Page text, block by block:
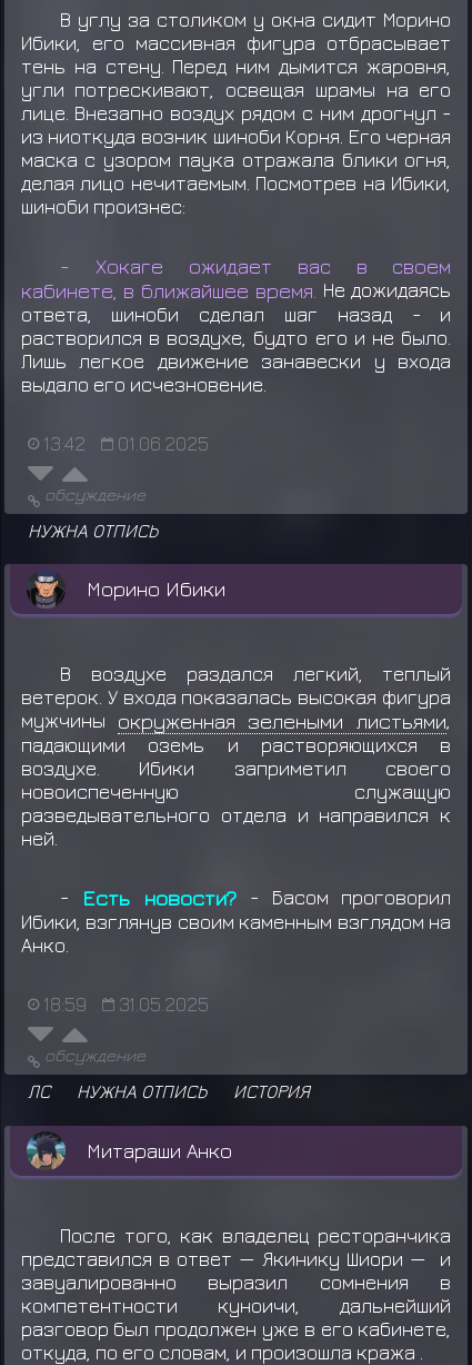
В углу за столиком у окна сидит Морино
Ибики, его массивная фигура отбрасывает
тень на стену. Перед ним дымится жаровня,
угли потрескивают, освещая шрамы на его
лице. Внезапно воздух рядом с ним дрогнул -
из ниоткуда возник шиноби Корня. Его черная
маска с узором паука отражала блики огня,
делая лицо нечитаемым. Посмотрев на Ибики,
шиноби произнес:
- Хокаге ожидает вас в своем
кабинете, в ближайшее время. Не дожидаясь
ответа, шиноби сделал шаг назад - и
растворился в воздухе, будто его и не было.
Лишь легкое движение занавески у входа
выдало его исчезновение.
13:42 01.06.2025
обсуждение
НУЖНА ОТПИСЬ
Морино Ибики
В воздухе раздался легкий, теплый
ветерок. У входа показалась высокая фигура
мужчины окруженная зелеными листьями
падающими оземь и растворяющихся в
воздухе. Ибики заприметил своего
новоиспеченную служащую
разведывательного отдела и направился к
ней.
- Есть новости? - Басом проговорил
Ибики, взглянув своим каменным взглядом на
Анко.
18:59 31.05.2025
обсуждение
ЛС НУЖНА ОТПИСЬ ИСТОРИЯ
Митараши Анко
После того, как владелец ресторанчика
представился в ответ — Якинику Шиори — и
завуалированно выразил сомнения в
компетентности куноичи, дальнейший
разговор был продолжен уже в его кабинете,
откуда, по его словам, и произошла кража .